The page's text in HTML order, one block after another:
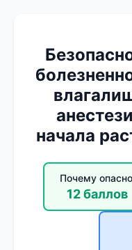
начала
Почему
12 баллов